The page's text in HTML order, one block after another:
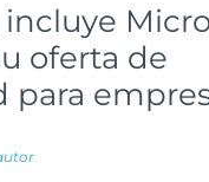
oferta de
para